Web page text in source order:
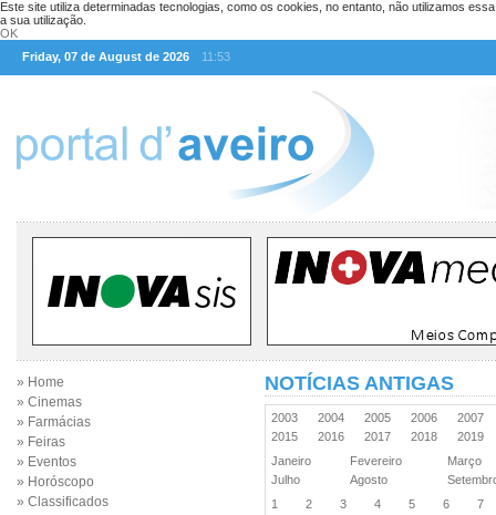
Este site utiliza determinadas tecnologias, como os cookies, no entanto, não utilizamos
a sua utilização.
OK
Friday, 07 de August de 2026
11:53
» Home
» Cinemas
» Farmácias
» Feiras
» Eventos
» Horóscopo
» Classificados
NOTÍCIAS ANTIGAS
2003 2004 2005 2006
2007
2015
2016 2017 2018
2019
Janeiro
Fevereiro
Março
Julho
Agosto
1
2 3 4 5 6
7